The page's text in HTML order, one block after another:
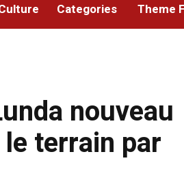
Categories Theme
nouveau
terrain par